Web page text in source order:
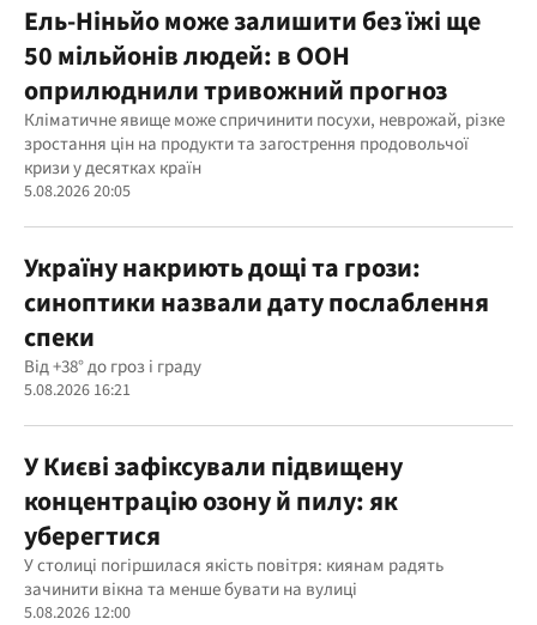
Ель-Ніньйо може залишити без їжі ще
50 мільйонів людей: в ООН
оприлюднили тривожний прогноз
Кліматичне явище може спричинити посухи, неврожай, різке
зростання цін на продукти та загострення продовольчої
кризи у десятках країн
5.08.2026 20:05
Україну накриють дощі та грози:
синоптики назвали дату послаблення
спеки
Від +38° до гроз і граду
5.08.2026 16:21
У Києві зафіксували підвищену
концентрацію озону й пилу: як
уберегтися
У столиці погіршилася якість повітря: киянам радять
зачинити вікна та менше бувати на вулиці
5.08.2026 12:00